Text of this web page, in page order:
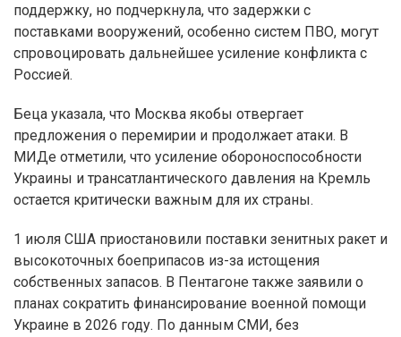
поддержку, но подчеркнула, что задержки с
поставками вооружений, особенно систем ПВО, могут
спровоцировать дальнейшее усиление конфликта с
Россией.
Беца указала, что Москва якобы отвергает
предложения о перемирии и продолжает атаки. В
МИДе отметили, что усиление обороноспособности
Украины и трансатлантического давления на Кремль
остается критически важным для их страны.
1 июля США приостановили поставки зенитных ракет и
высокоточных боеприпасов из-за истощения
собственных запасов. В Пентагоне также заявили о
планах сократить финансирование военной помощи
Украине в 2026 году. По данным СМИ, без